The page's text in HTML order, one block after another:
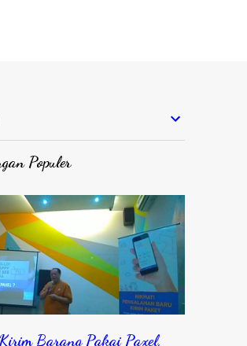
Populer
Barang Pakai Paxel,